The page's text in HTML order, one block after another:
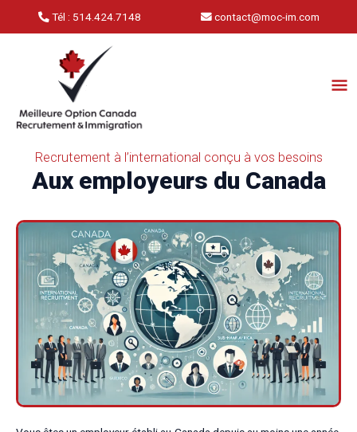
Tél : 514.424.7148 contact@moc-im.com
Recrutement à l’international conçu à vos besoins
Aux employeurs du Canada